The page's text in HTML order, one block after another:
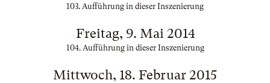
103. Aufführung in dieser Inszenierung
Freitag, 9. Mai 2014
104. Aufführung in dieser Inszenierung
Mittwoch, 18. Februar 2015